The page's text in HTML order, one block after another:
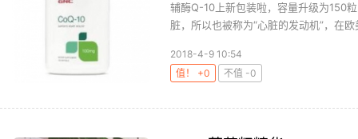
辅酶Q-10上新包装啦，容量升级为150
脏，所以也被称为“心脏的发动机”，在
2018-4-9 10:54
值！ +0
不值 -0